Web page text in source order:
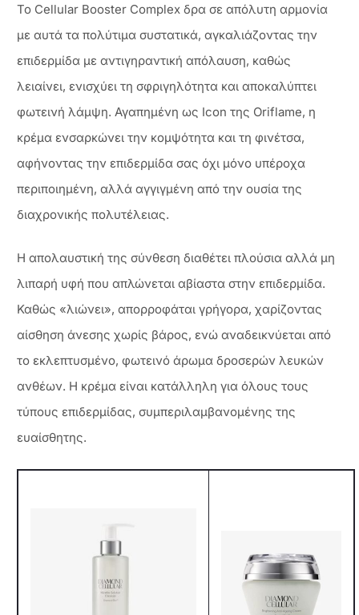
Το Cellular Booster Complex δρα σε απόλυτη αρμονία
με αυτά τα πολύτιμα συστατικά, αγκαλιάζοντας την
επιδερμίδα με αντιγηραντική απόλαυση, καθώς
λειαίνει, ενισχύει τη σφριγηλότητα και αποκαλύπτει
φωτεινή λάμψη. Αγαπημένη ως Icon της Oriflame, η
κρέμα ενσαρκώνει την κομψότητα και τη φινέτσα,
αφήνοντας την επιδερμίδα σας όχι μόνο υπέροχα
περιποιημένη, αλλά αγγιγμένη από την ουσία της
διαχρονικής πολυτέλειας.
Η απολαυστική της σύνθεση διαθέτει πλούσια αλλά μη
λιπαρή υφή που απλώνεται αβίαστα στην επιδερμίδα.
Καθώς «λιώνει», απορροφάται γρήγορα, χαρίζοντας
αίσθηση άνεσης χωρίς βάρος, ενώ αναδεικνύεται από
το εκλεπτυσμένο, φωτεινό άρωμα δροσερών λευκών
ανθέων. Η κρέμα είναι κατάλληλη για όλους τους
τύπους επιδερμίδας, συμπεριλαμβανομένης της
ευαίσθητης.